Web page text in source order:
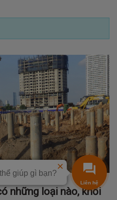
những loại nào, khối
giúp gì bạn?